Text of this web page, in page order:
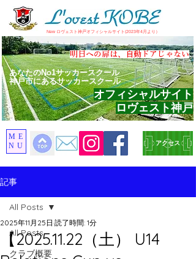
​New ロヴェスト神戸オフィシャルサイト(2023年4月より）
​明日への扉は、自動ドアじゃない
あなたのNo1サッカースクール
神戸市にあるサッカースクール
アクセス
オフィシャルサイト
ロヴェスト神戸
ME
NU
記事
All Posts
クラブ概要
All Posts
【2025.11.22（土） U14
2025年11月25日 読了時間: 1分